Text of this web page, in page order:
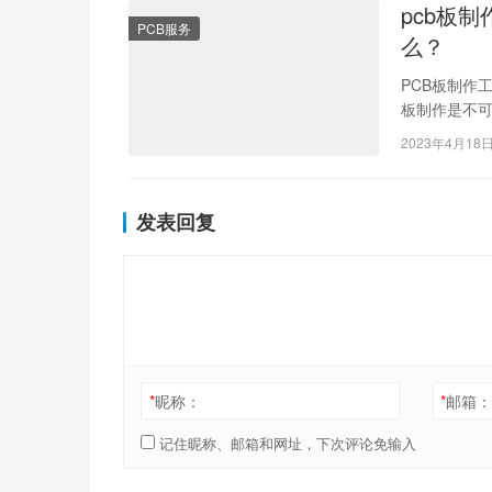
PCB服务
pcb板制
么？
PCB板制作
板制作是不
作可以从两
2023年4月18
发表回复
*昵称： *邮箱：
记住昵称、邮箱和网址，下次评论免输入